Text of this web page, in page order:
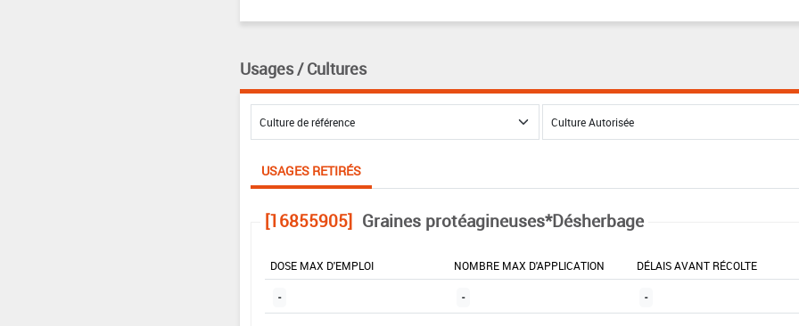
Usages / Cultures
USAGES RETIRÉS
[16855905] Graines protéagineuses*Désherbage
DOSE MAX D'EMPLOI NOMBRE MAX D'APPLICATION DÉLAIS AVANT RÉCOLTE
- - -